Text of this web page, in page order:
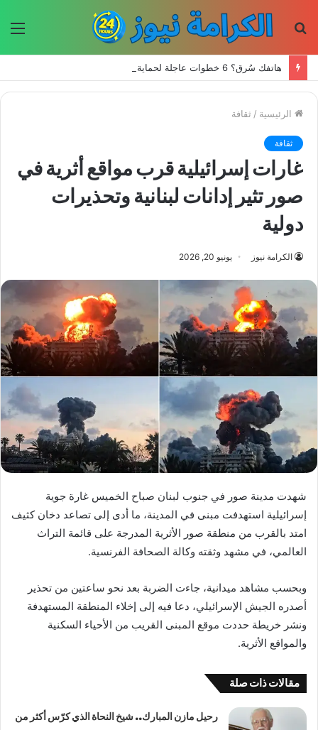
هاتفك سُرق؟ 6 خطوات عاجلة لحماية حساباتك وبياناتك
الرئيسية / ثقافة
ثقافة
غارات إسرائيلية قرب مواقع أثرية في
صور تثير إدانات لبنانية وتحذيرات
دولية
الكرامة نيوز يونيو 20, 2026
شهدت مدينة صور في جنوب لبنان صباح الخميس غارة جوية
إسرائيلية استهدفت مبنى في المدينة، ما أدى إلى تصاعد دخان كثيف
امتد بالقرب من منطقة صور الأثرية المدرجة على قائمة التراث
العالمي، في مشهد وثقته وكالة الصحافة الفرنسية.
وبحسب مشاهد ميدانية، جاءت الضربة بعد نحو ساعتين من تحذير
أصدره الجيش الإسرائيلي، دعا فيه إلى إخلاء المنطقة المستهدفة
ونشر خريطة حددت موقع المبنى القريب من الأحياء السكنية
والمواقع الأثرية.
مقالات ذات صلة
رحيل مازن المبارك.. شيخ النحاة الذي كرّس أكثر من